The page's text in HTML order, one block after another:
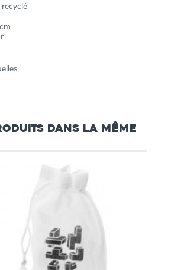
recyclé
dans la même